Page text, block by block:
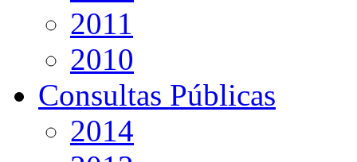
2011
2010
Consultas Públicas
2014